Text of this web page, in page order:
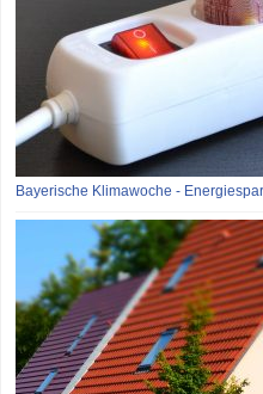
Bayerische Klimawoche -